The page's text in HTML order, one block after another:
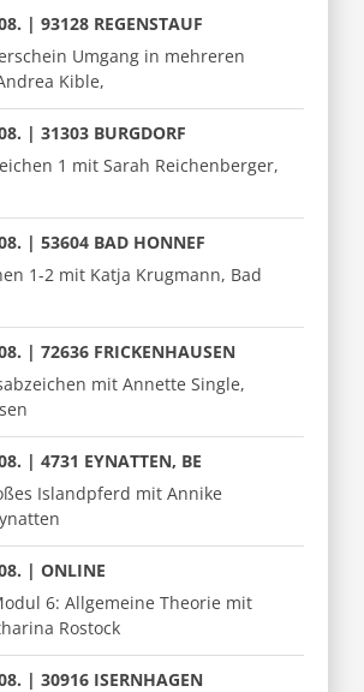
| 93128 REGENSTAUF
Umgang in mehreren
Kible,
| 31303 BURGDORF
1 mit Sarah Reichenberger,
| 53604 BAD HONNEF
1-2 mit Katja Krugmann, Bad
| 72636 FRICKENHAUSEN
mit Annette Single,
| 4731 EYNATTEN, BE
Islandpferd mit Annike
| ONLINE
6: Allgemeine Theorie mit
Rostock
| 30916 ISERNHAGEN